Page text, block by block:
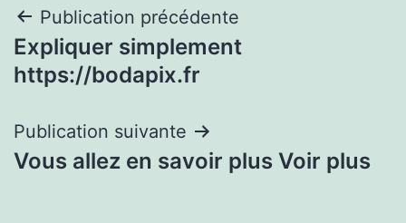
Navigation
de
Publication précédente
Expliquer simplement
https://bodapix.fr
Publication suivante
Vous allez en savoir plus Voir plus